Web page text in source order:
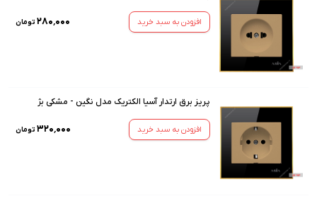
افزودن به سبد خرید ۲۸۰٬۰۰۰ تومان
پریز برق ارتدار آسیا الکتریک مدل نگین - مشکی بژ
افزودن به سبد خرید ۳۲۰٬۰۰۰ تومان